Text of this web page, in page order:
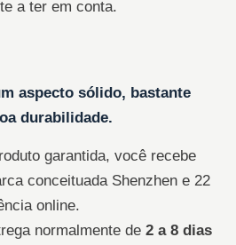
a ter em conta.
aspecto sólido, bastante
durabilidade.
garantida, você recebe
conceituada Shenzhen e 22
online.
normalmente de 2 a 8 dias